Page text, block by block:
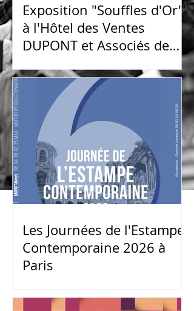
Exposition "Souffles d'Or"
à l'Hôtel des Ventes
DUPONT et Associés de
Les Journées de l'Estampe
Contemporaine 2026 à
Paris